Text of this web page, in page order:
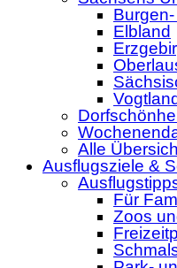
Elbland
Alle
Ausflugsziele &
Für
Zoos